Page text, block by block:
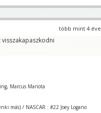
több mint 4 éve
Marcus Mariota
más) / NASCAR : #22 Joey Logano